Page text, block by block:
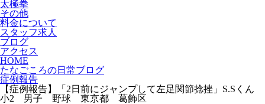
太極拳
その他
料金について
スタッフ求人
ブログ
アクセス
HOME
たなごころの日常ブログ
症例報告
【症例報告】「2日前にジャンプして左足関節捻挫」S.Sくん
小2 男子 野球 東京都 葛飾区